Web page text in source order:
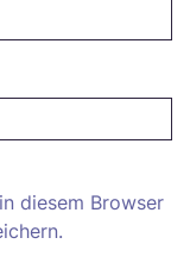
diesem Browser